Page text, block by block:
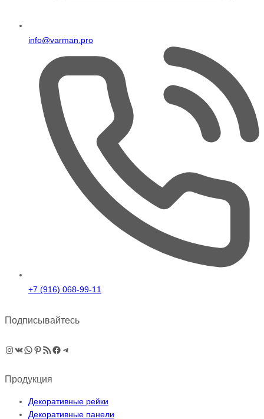
info@varman.pro
+7 (916) 068-99-11
Подписывайтесь
Instagram
ВКонтакте
WhatsApp
Pinterest
RSS-рассылка
Facebook
Telegram
Продукция
Декоративные рейки
Декоративные панели